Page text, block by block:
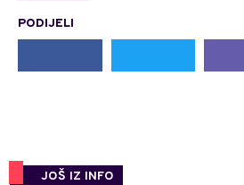
PODIJELI
JOŠ IZ INFO